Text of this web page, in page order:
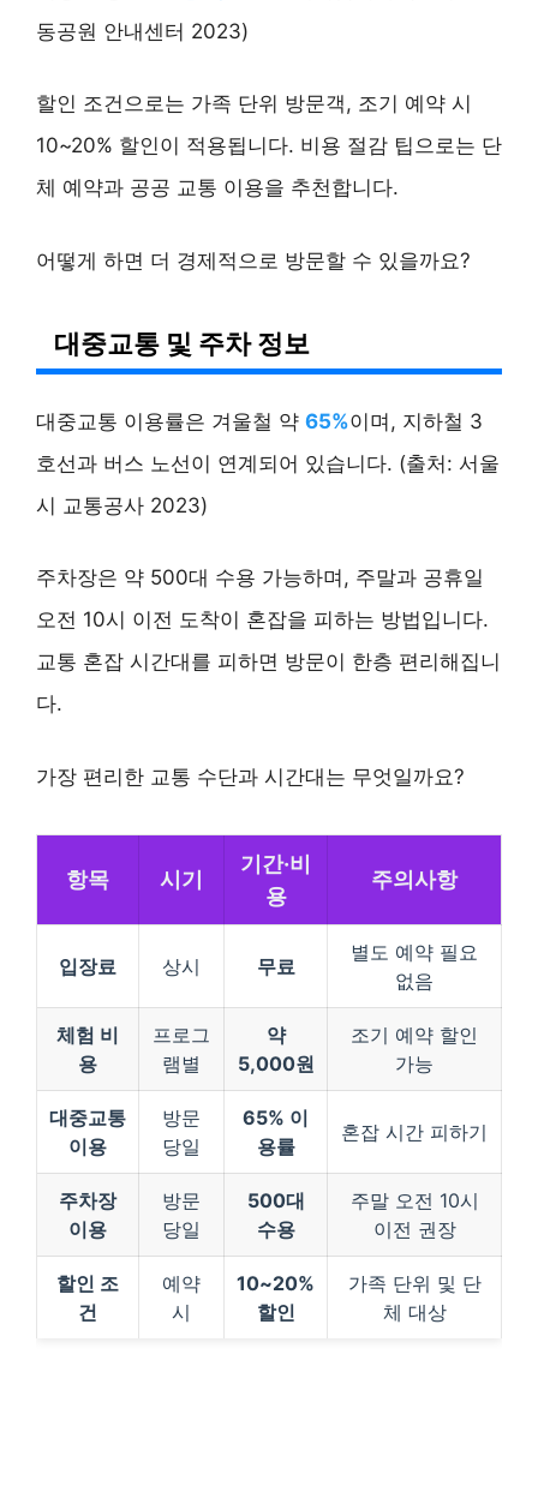
동공원 안내센터 2023)
할인 조건으로는 가족 단위 방문객, 조기 예약 시
10~20% 할인이 적용됩니다. 비용 절감 팁으로는 단
체 예약과 공공 교통 이용을 추천합니다.
어떻게 하면 더 경제적으로 방문할 수 있을까요?
대중교통 및 주차 정보
대중교통 이용률은 겨울철 약 65%이며, 지하철 3
호선과 버스 노선이 연계되어 있습니다. (출처: 서울
시 교통공사 2023)
주차장은 약 500대 수용 가능하며, 주말과 공휴일
오전 10시 이전 도착이 혼잡을 피하는 방법입니다.
교통 혼잡 시간대를 피하면 방문이 한층 편리해집니
다.
가장 편리한 교통 수단과 시간대는 무엇일까요?
항목 시기
기간·비
용
주의사항
입장료 상시 무료
별도 예약 필요
없음
체험 비
용
프로그
램별
약
5,000원
조기 예약 할인
가능
대중교통
이용
방문
당일
65% 이
용률
혼잡 시간 피하기
주차장
이용
방문
당일
500대
수용
주말 오전 10시
이전 권장
할인 조
건
예약
시
10~20%
할인
가족 단위 및 단
체 대상